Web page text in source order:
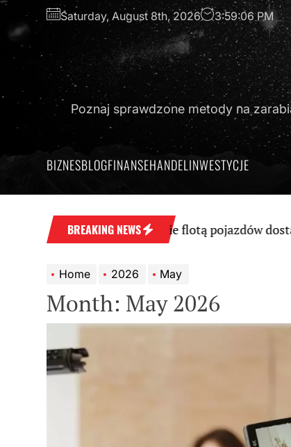
Skip
content
Saturday, August 8th, 2026 3:59:07 PM
Poznaj sprawdzone metody na
BIZNESBLOGFINANSEHANDEL INWESTYCJE
BREAKING NEWS
zarządzanie flotą pojazdów
Home 2026 May
Month: May 2026